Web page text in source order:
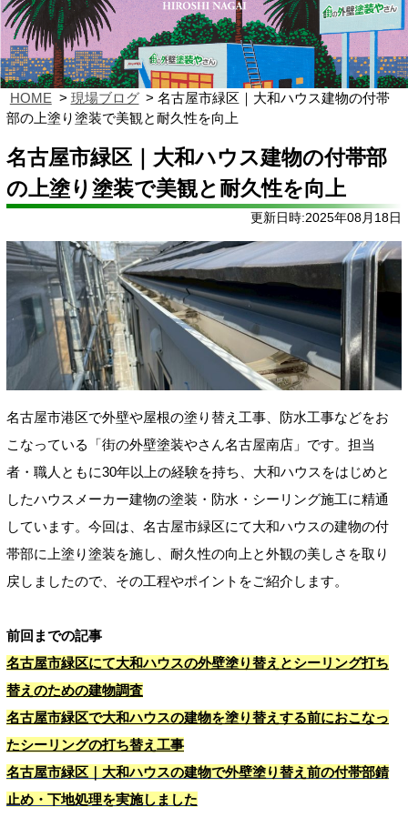
HOME 現場ブログ
名古屋市緑区｜大和ハウス建物の付帯
部の上塗り塗装で美観と耐久性を向上
名古屋市緑区｜大和ハウス建物の付帯部
の上塗り塗装で美観と耐久性を向上
更新日時:2025年08月18日
名古屋市港区で外壁や屋根の塗り替え工事、防水工事などをお
こなっている「街の外壁塗装やさん名古屋南店」です。担当
者・職人ともに30年以上の経験を持ち、大和ハウスをはじめと
したハウスメーカー建物の塗装・防水・シーリング施工に精通
しています。今回は、名古屋市緑区にて大和ハウスの建物の付
帯部に上塗り塗装を施し、耐久性の向上と外観の美しさを取り
戻しましたので、その工程やポイントをご紹介します。
前回までの記事
名古屋市緑区にて大和ハウスの外壁塗り替えとシーリング打ち
替えのための建物調査
名古屋市緑区で大和ハウスの建物を塗り替えする前におこなっ
たシーリングの打ち替え工事
名古屋市緑区｜大和ハウスの建物で外壁塗り替え前の付帯部錆
止め・下地処理を実施しました